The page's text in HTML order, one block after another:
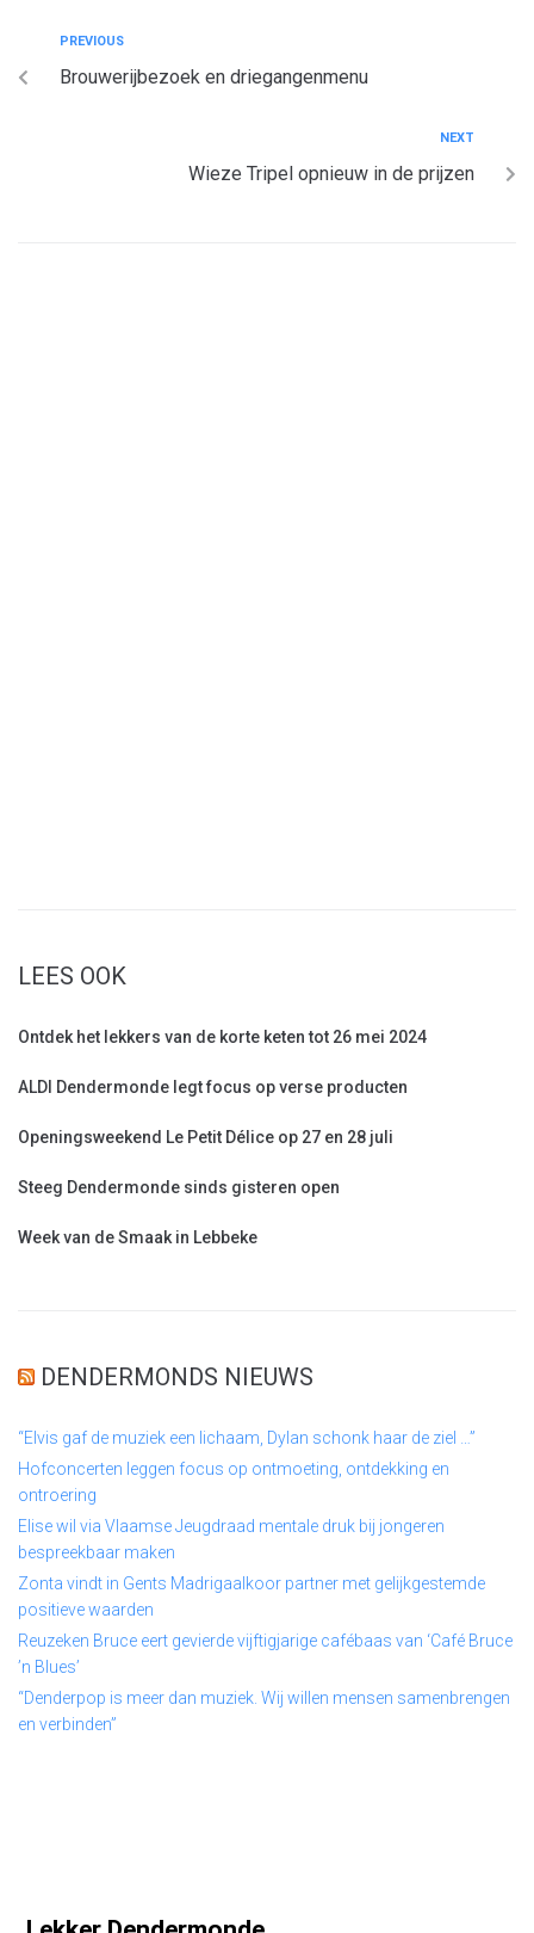
PREVIOUS
Brouwerijbezoek en driegangenmenu
NEXT
Wieze Tripel opnieuw in de prijzen
LEES OOK
Ontdek het lekkers van de korte keten tot 26 mei 2024
ALDI Dendermonde legt focus op verse producten
Openingsweekend Le Petit Délice op 27 en 28 juli
Steeg Dendermonde sinds gisteren open
Week van de Smaak in Lebbeke
DENDERMONDS NIEUWS
“Elvis gaf de muziek een lichaam, Dylan schonk haar de ziel …”
Hofconcerten leggen focus op ontmoeting, ontdekking en
ontroering
Elise wil via Vlaamse Jeugdraad mentale druk bij jongeren
bespreekbaar maken
Zonta vindt in Gents Madrigaalkoor partner met gelijkgestemde
positieve waarden
Reuzeken Bruce eert gevierde vijftigjarige cafébaas van ‘Café Bruce
’n Blues’
“Denderpop is meer dan muziek. Wij willen mensen samenbrengen
en verbinden”